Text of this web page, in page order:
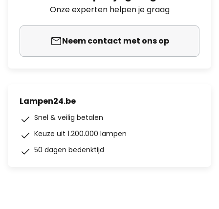
Onze experten helpen je graag
Neem contact met ons op
Lampen24.be
Snel & veilig betalen
Keuze uit 1.200.000 lampen
50 dagen bedenktijd